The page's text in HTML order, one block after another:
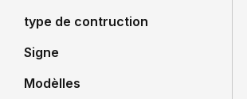
type de contruction
Signe
Modèlles